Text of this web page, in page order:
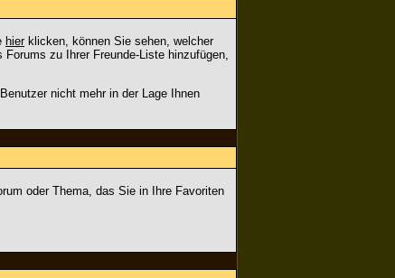
hier klicken, können Sie sehen, welcher
zu Ihrer Freunde-Liste hinzufügen,
nicht mehr in der Lage Ihnen
oder Thema, das Sie in Ihre Favoriten